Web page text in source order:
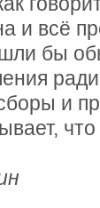
и всё
бы
и